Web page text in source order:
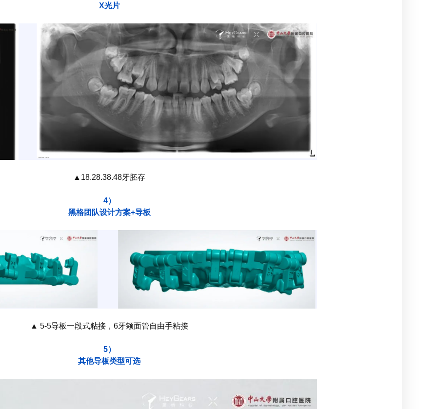
X光片
▲18.28.38.48牙胚存
4）
黑格团队设计方案+导板
▲ 5-5导板一段式粘接，6牙颊面管自由手粘接
5）
其他导板类型可选